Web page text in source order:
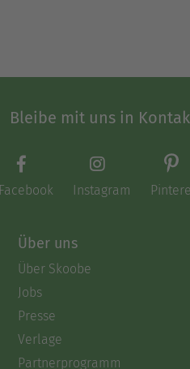
Bleibe mit uns in
Facebook Instagram
Über uns
Über Skoobe
Jobs
Presse
Verlage
Partnerprogramm